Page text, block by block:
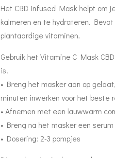
Het CBD infused Mask helpt om
kalmeren en te hydrateren.
plantaardige vitaminen.
Gebruik het Vitamine C Mask
is.
• Breng het masker aan op
minuten inwerken voor het beste
• Afnemen met een lauwwarm
• Breng na het masker een
• Dosering: 2-3 pompjes